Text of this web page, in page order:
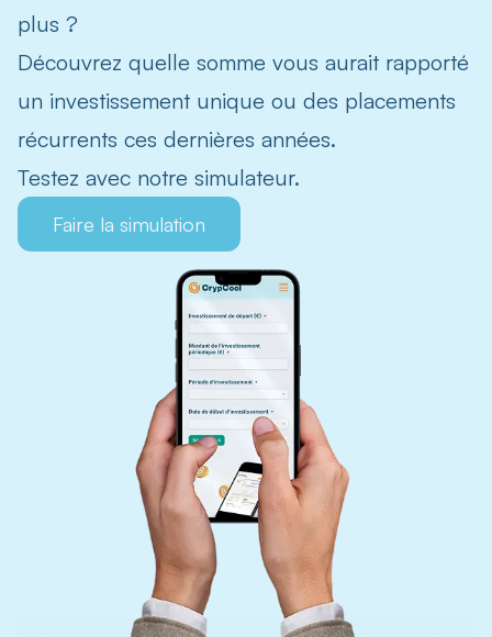
plus ?
Découvrez quelle somme vous aurait rapporté
un investissement unique ou des placements
récurrents ces dernières années.
Testez avec notre simulateur.
Faire la simulation